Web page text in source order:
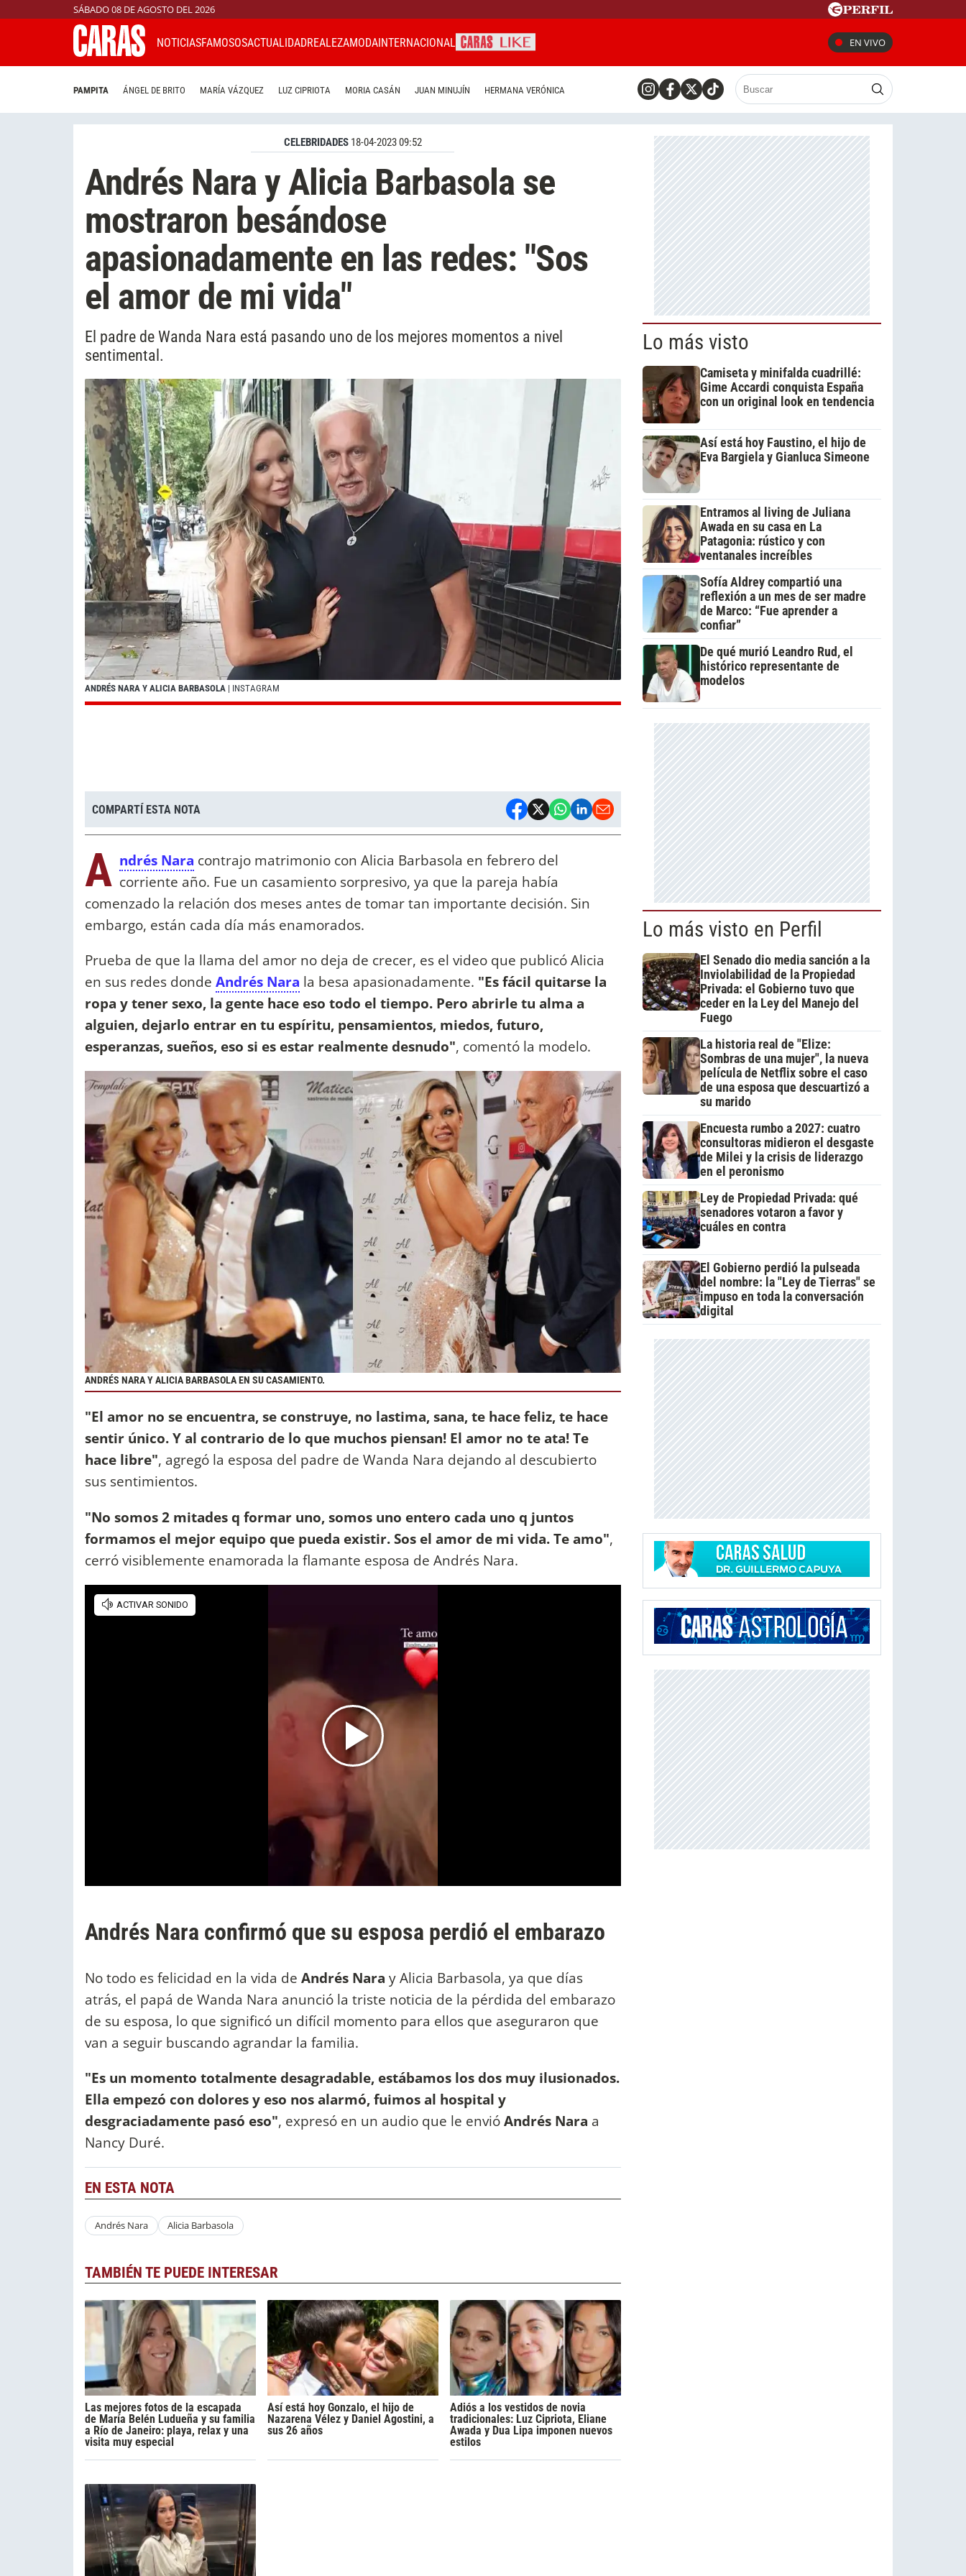
SÁBADO 08 DE AGOSTO DEL 2026
NOTICIASFAMOSOSACTUALIDADREALEZAMODAINTERNACIONAL EN VIVO
PAMPITA ÁNGEL DE BRITO MARÍA VÁZQUEZ LUZ CIPRIOTA MORIA CASÁN JUAN MINUJÍN HERMANA VERÓNICA
CELEBRIDADES 18-04-2023 09:52
Andrés Nara y Alicia Barbasola se
mostraron besándose
apasionadamente en las redes: "Sos
el amor de mi vida"
El padre de Wanda Nara está pasando uno de los mejores momentos a nivel
sentimental.
ANDRÉS NARA Y ALICIA BARBASOLA | INSTAGRAM
COMPARTÍ ESTA NOTA
A ndrés Nara contrajo matrimonio con Alicia Barbasola en febrero del
corriente año. Fue un casamiento sorpresivo, ya que la pareja había
comenzado la relación dos meses antes de tomar tan importante decisión. Sin
embargo, están cada día más enamorados.
Prueba de que la llama del amor no deja de crecer, es el video que publicó Alicia
en sus redes donde Andrés Nara la besa apasionadamente. "Es fácil quitarse la
ropa y tener sexo, la gente hace eso todo el tiempo. Pero abrirle tu alma a
alguien, dejarlo entrar en tu espíritu, pensamientos, miedos, futuro,
esperanzas, sueños, eso si es estar realmente desnudo", comentó la modelo.
ANDRÉS NARA Y ALICIA BARBASOLA EN SU CASAMIENTO.
"El amor no se encuentra, se construye, no lastima, sana, te hace feliz, te hace
sentir único. Y al contrario de lo que muchos piensan! El amor no te ata! Te
hace libre", agregó la esposa del padre de Wanda Nara dejando al descubierto
sus sentimientos.
"No somos 2 mitades q formar uno, somos uno entero cada uno q juntos
formamos el mejor equipo que pueda existir. Sos el amor de mi vida. Te amo",
cerró visiblemente enamorada la flamante esposa de Andrés Nara.
Andrés Nara confirmó que su esposa perdió el embarazo
No todo es felicidad en la vida de Andrés Nara y Alicia Barbasola, ya que días
atrás, el papá de Wanda Nara anunció la triste noticia de la pérdida del embarazo
de su esposa, lo que significó un difícil momento para ellos que aseguraron que
van a seguir buscando agrandar la familia.
"Es un momento totalmente desagradable, estábamos los dos muy ilusionados.
Ella empezó con dolores y eso nos alarmó, fuimos al hospital y
desgraciadamente pasó eso", expresó en un audio que le envióAndrés Nara a
Nancy Duré.
EN ESTA NOTA
Andrés Nara Alicia Barbasola
TAMBIÉN TE PUEDE INTERESAR
Las mejores fotos de la escapada
de María Belén Ludueña y su familia
a Río de Janeiro: playa, relax y una
visita muy especial
Así está hoy Gonzalo, el hijo de
Nazarena Vélez y Daniel Agostini, a
sus 26 años
Adiós a los vestidos de novia
tradicionales: Luz Cipriota, Eliane
Awada y Dua Lipa imponen nuevos
estilos
Lo más visto
Camiseta y minifalda cuadrillé:
Gime Accardi conquista España
con un original look en tendencia
Así está hoy Faustino, el hijo de
Eva Bargiela y Gianluca Simeone
Entramos al living de Juliana
Awada en su casa en La
Patagonia: rústico y con
ventanales increíbles
Sofía Aldrey compartió una
reflexión a un mes de ser madre
de Marco: “Fue aprender a
confiar”
De qué murió Leandro Rud, el
histórico representante de
modelos
Lo más visto en Perfil
El Senado dio media sanción a la
Inviolabilidad de la Propiedad
Privada: el Gobierno tuvo que
ceder en la Ley del Manejo del
Fuego
La historia real de "Elize:
Sombras de una mujer", la nueva
película de Netflix sobre el caso
de una esposa que descuartizó a
su marido
Encuesta rumbo a 2027: cuatro
consultoras midieron el desgaste
de Milei y la crisis de liderazgo
en el peronismo
Ley de Propiedad Privada: qué
senadores votaron a favor y
cuáles en contra
El Gobierno perdió la pulseada
del nombre: la "Ley de Tierras" se
impuso en toda la conversación
digital